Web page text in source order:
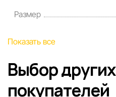
Размер
Показать все
Выбор других
покупателей